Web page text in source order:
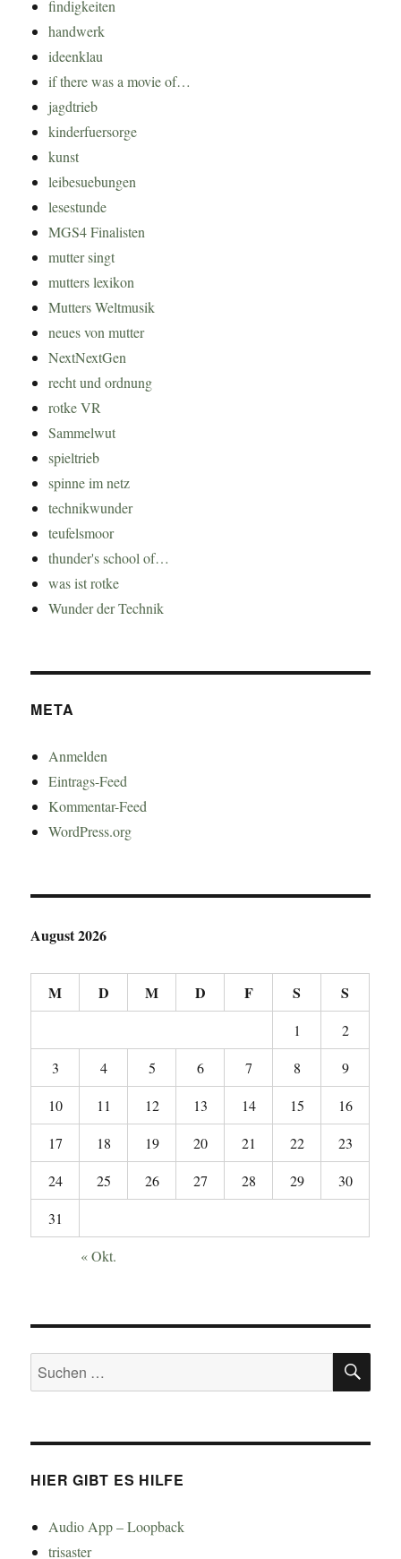
findigkeiten
handwerk
ideenklau
if there was a movie of…
jagdtrieb
kinderfuersorge
kunst
leibesuebungen
lesestunde
MGS4 Finalisten
mutter singt
mutters lexikon
Mutters Weltmusik
neues von mutter
NextNextGen
recht und ordnung
rotke VR
Sammelwut
spieltrieb
spinne im netz
technikwunder
teufelsmoor
thunder's school of…
was ist rotke
Wunder der Technik
META
Anmelden
Eintrags-Feed
Kommentar-Feed
WordPress.org
August 2026
M D M D F S S
1
2
3
4 5 6 7 8
9
10
11 12 13 14 15
16
17
18 19 20 21 22
23
24
25 26 27 28 29
30
31
« Okt.
Suchen
nach:
HIER GIBT ES HILFE
Audio App – Loopback
trisaster